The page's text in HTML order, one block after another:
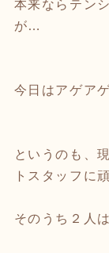
本来ならテン
が…
今日はアゲア
というのも、
トスタッフに
そのうち２人